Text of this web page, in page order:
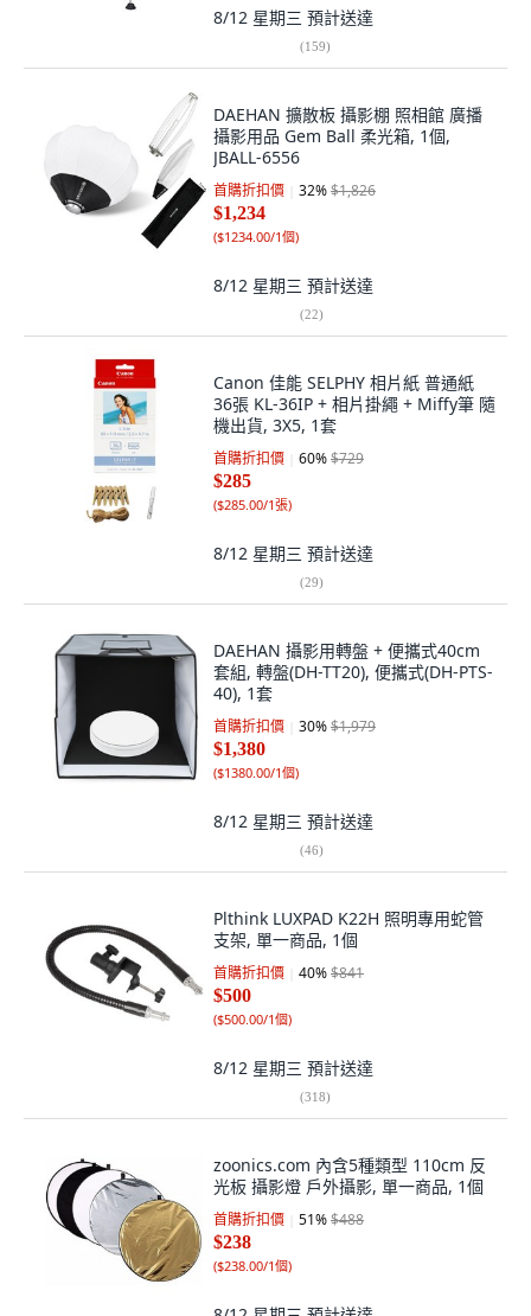
8/12 星期三 預計送達
(159)
DAEHAN 擴散板 攝影棚 照相館 廣播
攝影用品 Gem Ball 柔光箱, 1個,
JBALL-6556
首購折扣價 32%$1,826
$1,234
($1234.00/1個)
8/12 星期三 預計送達
(22)
Canon 佳能 SELPHY 相片紙 普通紙
36張 KL-36IP + 相片掛繩 + Miffy筆 隨
機出貨, 3X5, 1套
首購折扣價 60%$729
$285
($285.00/1張)
8/12 星期三 預計送達
(29)
DAEHAN 攝影用轉盤 + 便攜式40cm
套組, 轉盤(DH-TT20), 便攜式(DH-PTS-
40), 1套
首購折扣價 30%$1,979
$1,380
($1380.00/1個)
8/12 星期三 預計送達
(46)
Plthink LUXPAD K22H 照明專用蛇管
支架, 單一商品, 1個
首購折扣價 40%$841
$500
($500.00/1個)
8/12 星期三 預計送達
(318)
zoonics.com 內含5種類型 110cm 反
光板 攝影燈 戶外攝影, 單一商品, 1個
首購折扣價 51%$488
$238
($238.00/1個)